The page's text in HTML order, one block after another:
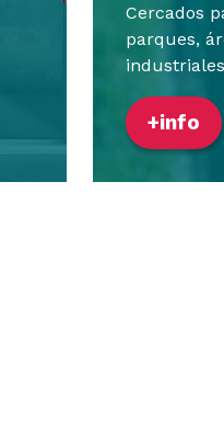
Cercados
parques,
+info